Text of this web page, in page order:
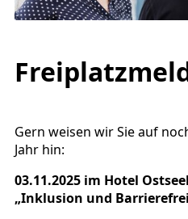
Gern weisen wir Sie auf
Jahr hin:
03.11.2025 im Hotel
„Inklusion und